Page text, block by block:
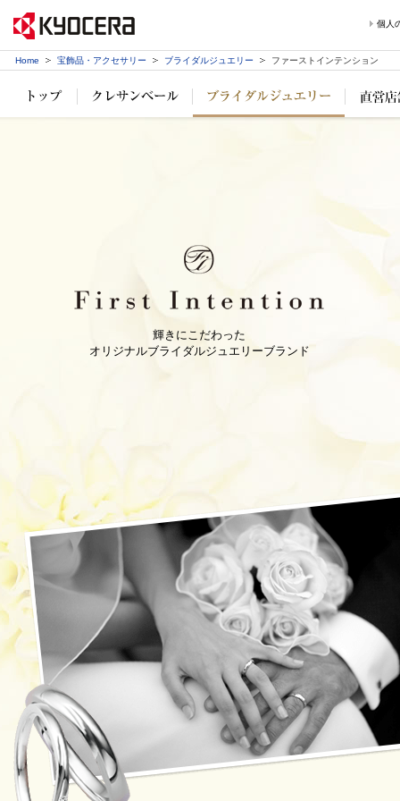
個人
Home 宝飾品・アクセサリー ブライダルジュエリー ファーストインテンション
輝きにこだわった
オリジナルブライダルジュエリーブランド